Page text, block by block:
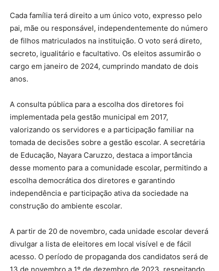
Cada família terá direito a um único voto, expresso pelo
pai, mãe ou responsável, independentemente do número
de filhos matriculados na instituição. O voto será direto,
secreto, igualitário e facultativo. Os eleitos assumirão o
cargo em janeiro de 2024, cumprindo mandato de dois
anos.
A consulta pública para a escolha dos diretores foi
implementada pela gestão municipal em 2017,
valorizando os servidores e a participação familiar na
tomada de decisões sobre a gestão escolar. A secretária
de Educação, Nayara Caruzzo, destaca a importância
desse momento para a comunidade escolar, permitindo a
escolha democrática dos diretores e garantindo
independência e participação ativa da sociedade na
construção do ambiente escolar.
A partir de 20 de novembro, cada unidade escolar deverá
divulgar a lista de eleitores em local visível e de fácil
acesso. O período de propaganda dos candidatos será de